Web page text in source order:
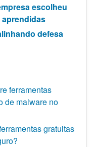
escolheu
aprendidas
defesa
ferramentas
de malware no
gratuitas